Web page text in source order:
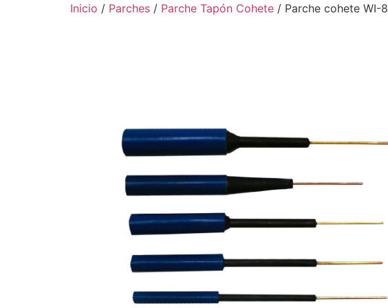
Inicio / Parches / Parche Tapón Cohete / Parche cohete WI-8